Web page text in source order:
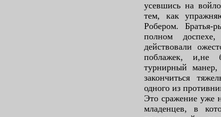
усевшись на
тем, как
Робером. Братья-
полном
действовали
поблажек, и,не
турнирный
закончиться
одного из
Это сражение уже
младенцев, в